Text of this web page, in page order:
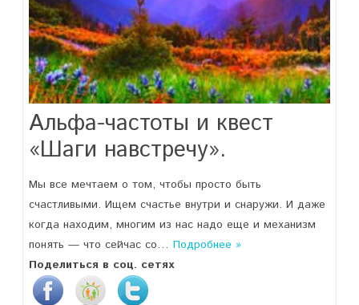
Альфа-частоты и квест
«Шаги навстречу».
Мы все мечтаем о том, чтобы просто быть
счастливыми. Ищем счастье внутри и снаружи. И даже
когда находим, многим из нас надо еще и механизм
понять — что сейчас со… Подробнее »
Поделиться в соц. сетях